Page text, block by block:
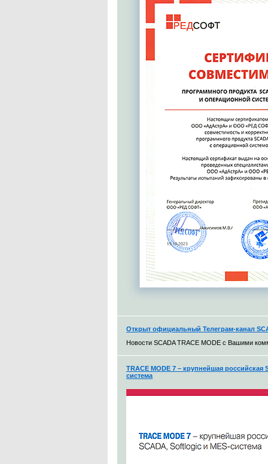
Открыт официальный Телеграм-канал
Новости SCADA TRACE MODE с Вашими
TRACE MODE 7 – крупнейшая российская
система